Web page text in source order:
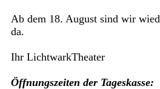
Ab dem 18. August sind wir
da.
Ihr LichtwarkTheater
Öffnungszeiten der Tageskasse: